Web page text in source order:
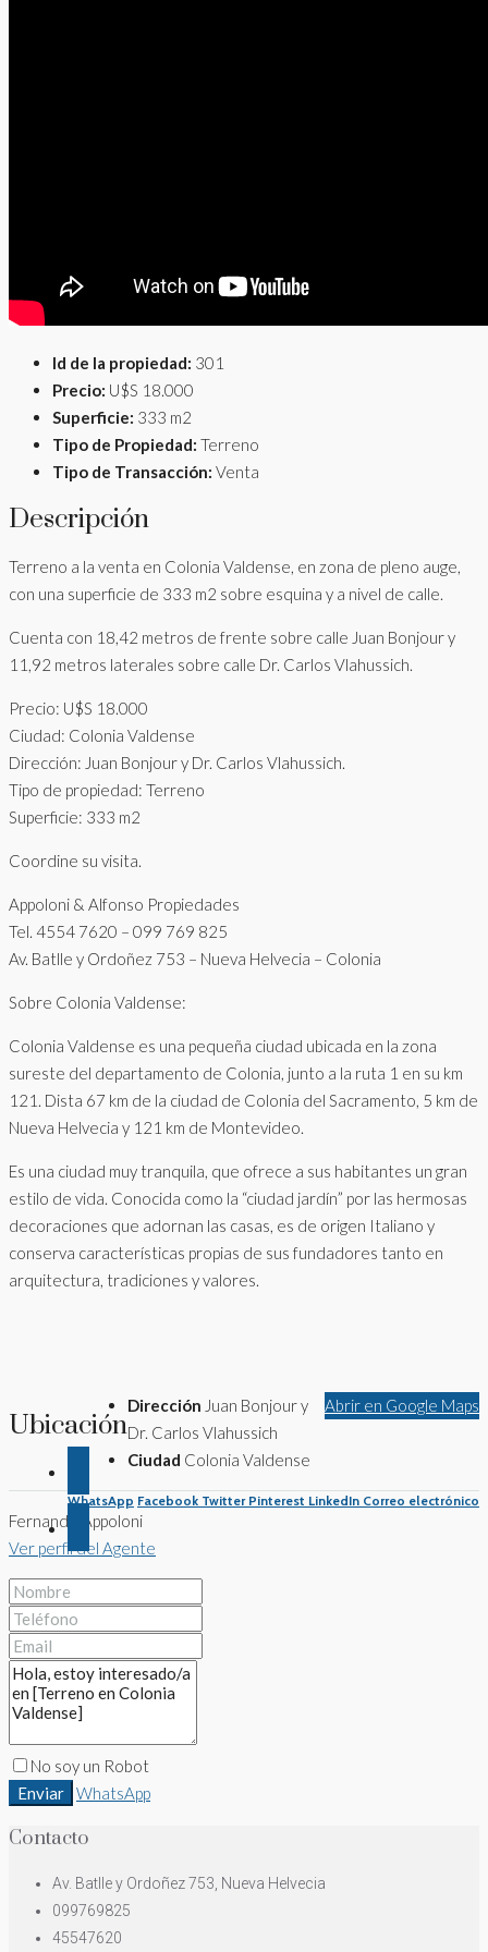
Id de la propiedad: 301
Precio: U$S 18.000
Superficie: 333 m2
Tipo de Propiedad: Terreno
Tipo de Transacción: Venta
Descripción
Terreno a la venta en Colonia Valdense, en zona de pleno auge,
con una superficie de 333 m2 sobre esquina y a nivel de calle.
Cuenta con 18,42 metros de frente sobre calle Juan Bonjour y
11,92 metros laterales sobre calle Dr. Carlos Vlahussich.
Precio: U$S 18.000
Ciudad: Colonia Valdense
Dirección: Juan Bonjour y Dr. Carlos Vlahussich.
Tipo de propiedad: Terreno
Superficie: 333 m2
Coordine su visita.
Appoloni & Alfonso Propiedades
Tel. 4554 7620 – 099 769 825
Av. Batlle y Ordoñez 753 – Nueva Helvecia – Colonia
Sobre Colonia Valdense:
Colonia Valdense es una pequeña ciudad ubicada en la zona
sureste del departamento de Colonia, junto a la ruta 1 en su km
121. Dista 67 km de la ciudad de Colonia del Sacramento, 5 km de
Nueva Helvecia y 121 km de Montevideo.
Es una ciudad muy tranquila, que ofrece a sus habitantes un gran
estilo de vida. Conocida como la “ciudad jardín” por las hermosas
decoraciones que adornan las casas, es de origen Italiano y
conserva características propias de sus fundadores tanto en
arquitectura, tradiciones y valores.
Ubicación
Abrir en Google Maps
WhatsApp Facebook Twitter Pinterest LinkedIn Correo electrónico
Dirección Juan Bonjour y
Dr. Carlos Vlahussich
Ciudad Colonia Valdense
Fernando Appoloni
Ver perfil del Agente
No soy un Robot
Enviar
WhatsApp
Contacto
Av. Batlle y Ordoñez 753, Nueva Helvecia
099769825
45547620